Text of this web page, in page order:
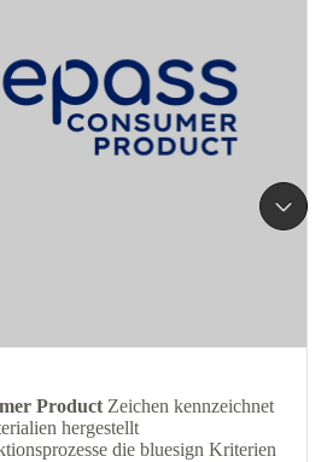
Product Zeichen kennzeichnet
hergestellt
die bluesign Kriterien